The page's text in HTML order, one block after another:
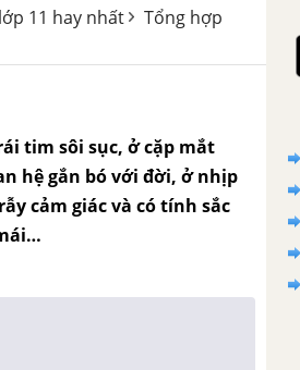
11 hay nhất
Tổng hợp
tim sôi sục, ở cặp mắt
hệ gắn bó với đời, ở nhịp
cảm giác và có tính sắc